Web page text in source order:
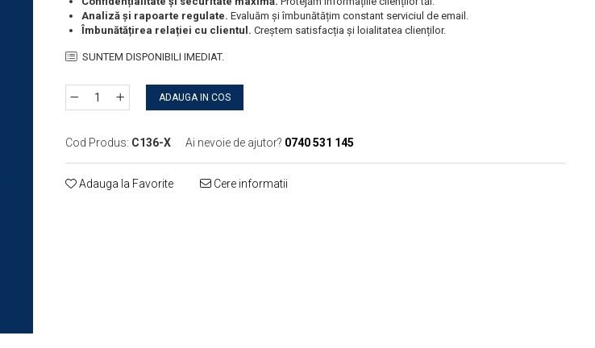
Analiză și rapoarte regulate. Evaluăm și îmbunătățim constant serviciul de email.
Îmbunătățirea relației cu clientul. Creștem satisfacția și loialitatea clienților.
SUNTEM DISPONIBILI IMEDIAT.
ADAUGA IN COS
Cod Produs: C136-X Ai nevoie de ajutor? 0740 531 145
Adauga la Favorite Cere informatii